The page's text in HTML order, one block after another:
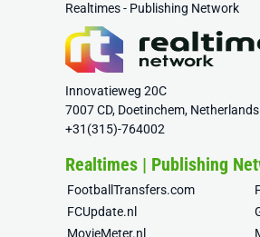
Realtimes - Publishing Network
Innovatieweg 20C
7007 CD, Doetinchem, Netherlands
+31(315)-764002
Realtimes | Publishing
FootballTransfers.com
FCUpdate.nl
MovieMeter.nl